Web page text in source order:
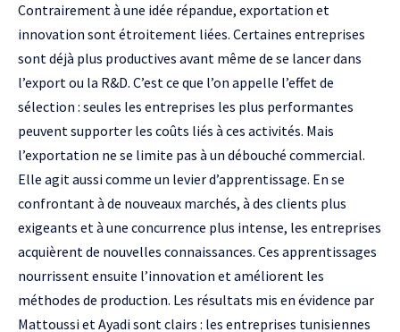
Contrairement à une idée répandue, exportation et
innovation sont étroitement liées. Certaines entreprises
sont déjà plus productives avant même de se lancer dans
l’export ou la R&D. C’est ce que l’on appelle l’effet de
sélection : seules les entreprises les plus performantes
peuvent supporter les coûts liés à ces activités. Mais
l’exportation ne se limite pas à un débouché commercial.
Elle agit aussi comme un levier d’apprentissage. En se
confrontant à de nouveaux marchés, à des clients plus
exigeants et à une concurrence plus intense, les entreprises
acquièrent de nouvelles connaissances. Ces apprentissages
nourrissent ensuite l’innovation et améliorent les
méthodes de production. Les résultats mis en évidence par
Mattoussi et Ayadi sont clairs : les entreprises tunisiennes